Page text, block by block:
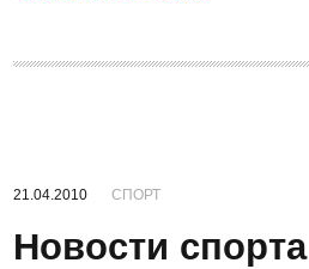
21.04.2010 СПОРТ
Новости спорта